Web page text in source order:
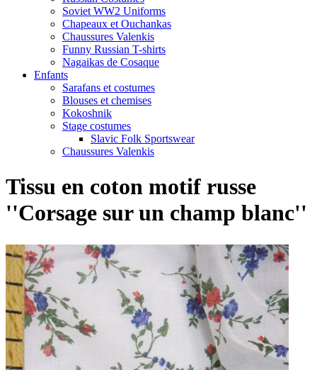
Soviet WW2 Uniforms
Chapeaux et Ouchankas
Chaussures Valenkis
Funny Russian T-shirts
Nagaikas de Cosaque
Enfants
Sarafans et costumes
Blouses et chemises
Kokoshnik
Stage costumes
Slavic Folk Sportswear
Chaussures Valenkis
Tissu en coton motif russe
''Corsage sur un champ blanc''